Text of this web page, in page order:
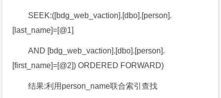
SEEK:([bdg_web_vaction].[dbo].[person].
[last_name]=[@1]
AND [bdg_web_vaction].[dbo].[person].
[first_name]=[@2]) ORDERED FORWARD)
结果:利用person_name联合索引查找